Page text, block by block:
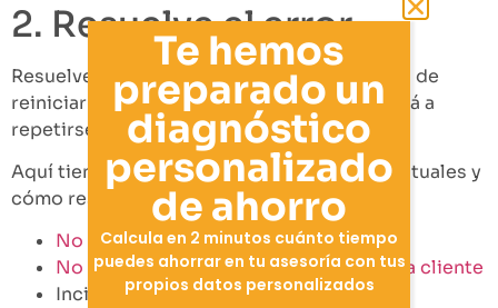
2. Resuelve el error
Resuelve el error que se ha producido antes de
reiniciar la operación, de lo contrario volverá a
repetirse el error de nuevo.
Aquí tienes una lista de los errores más habituales y
cómo resolverlos:
No encuentra la carpeta cliente
No encuentra los archivos en la carpeta cliente
Incidencias con el municipio en Legalia
Te hemos
preparado un
diagnóstico
personalizado
de ahorro
Calcula en 2 minutos cuánto tiempo
puedes ahorrar en tu asesoría con tus
propios datos personalizados